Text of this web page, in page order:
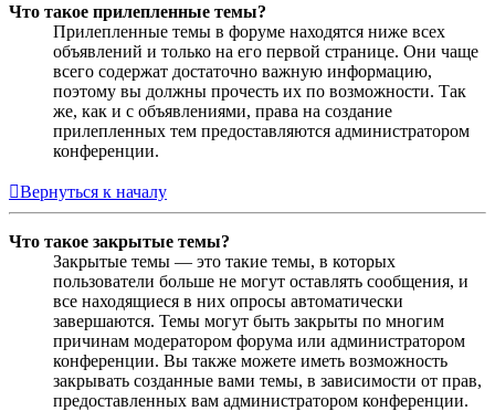
Что такое прилепленные темы?
Прилепленные темы в форуме находятся ниже всех
объявлений и только на его первой странице. Они чаще
всего содержат достаточно важную информацию,
поэтому вы должны прочесть их по возможности. Так
же, как и с объявлениями, права на создание
прилепленных тем предоставляются администратором
конференции.
Вернуться к началу
Что такое закрытые темы?
Закрытые темы — это такие темы, в которых
пользователи больше не могут оставлять сообщения, и
все находящиеся в них опросы автоматически
завершаются. Темы могут быть закрыты по многим
причинам модератором форума или администратором
конференции. Вы также можете иметь возможность
закрывать созданные вами темы, в зависимости от прав,
предоставленных вам администратором конференции.